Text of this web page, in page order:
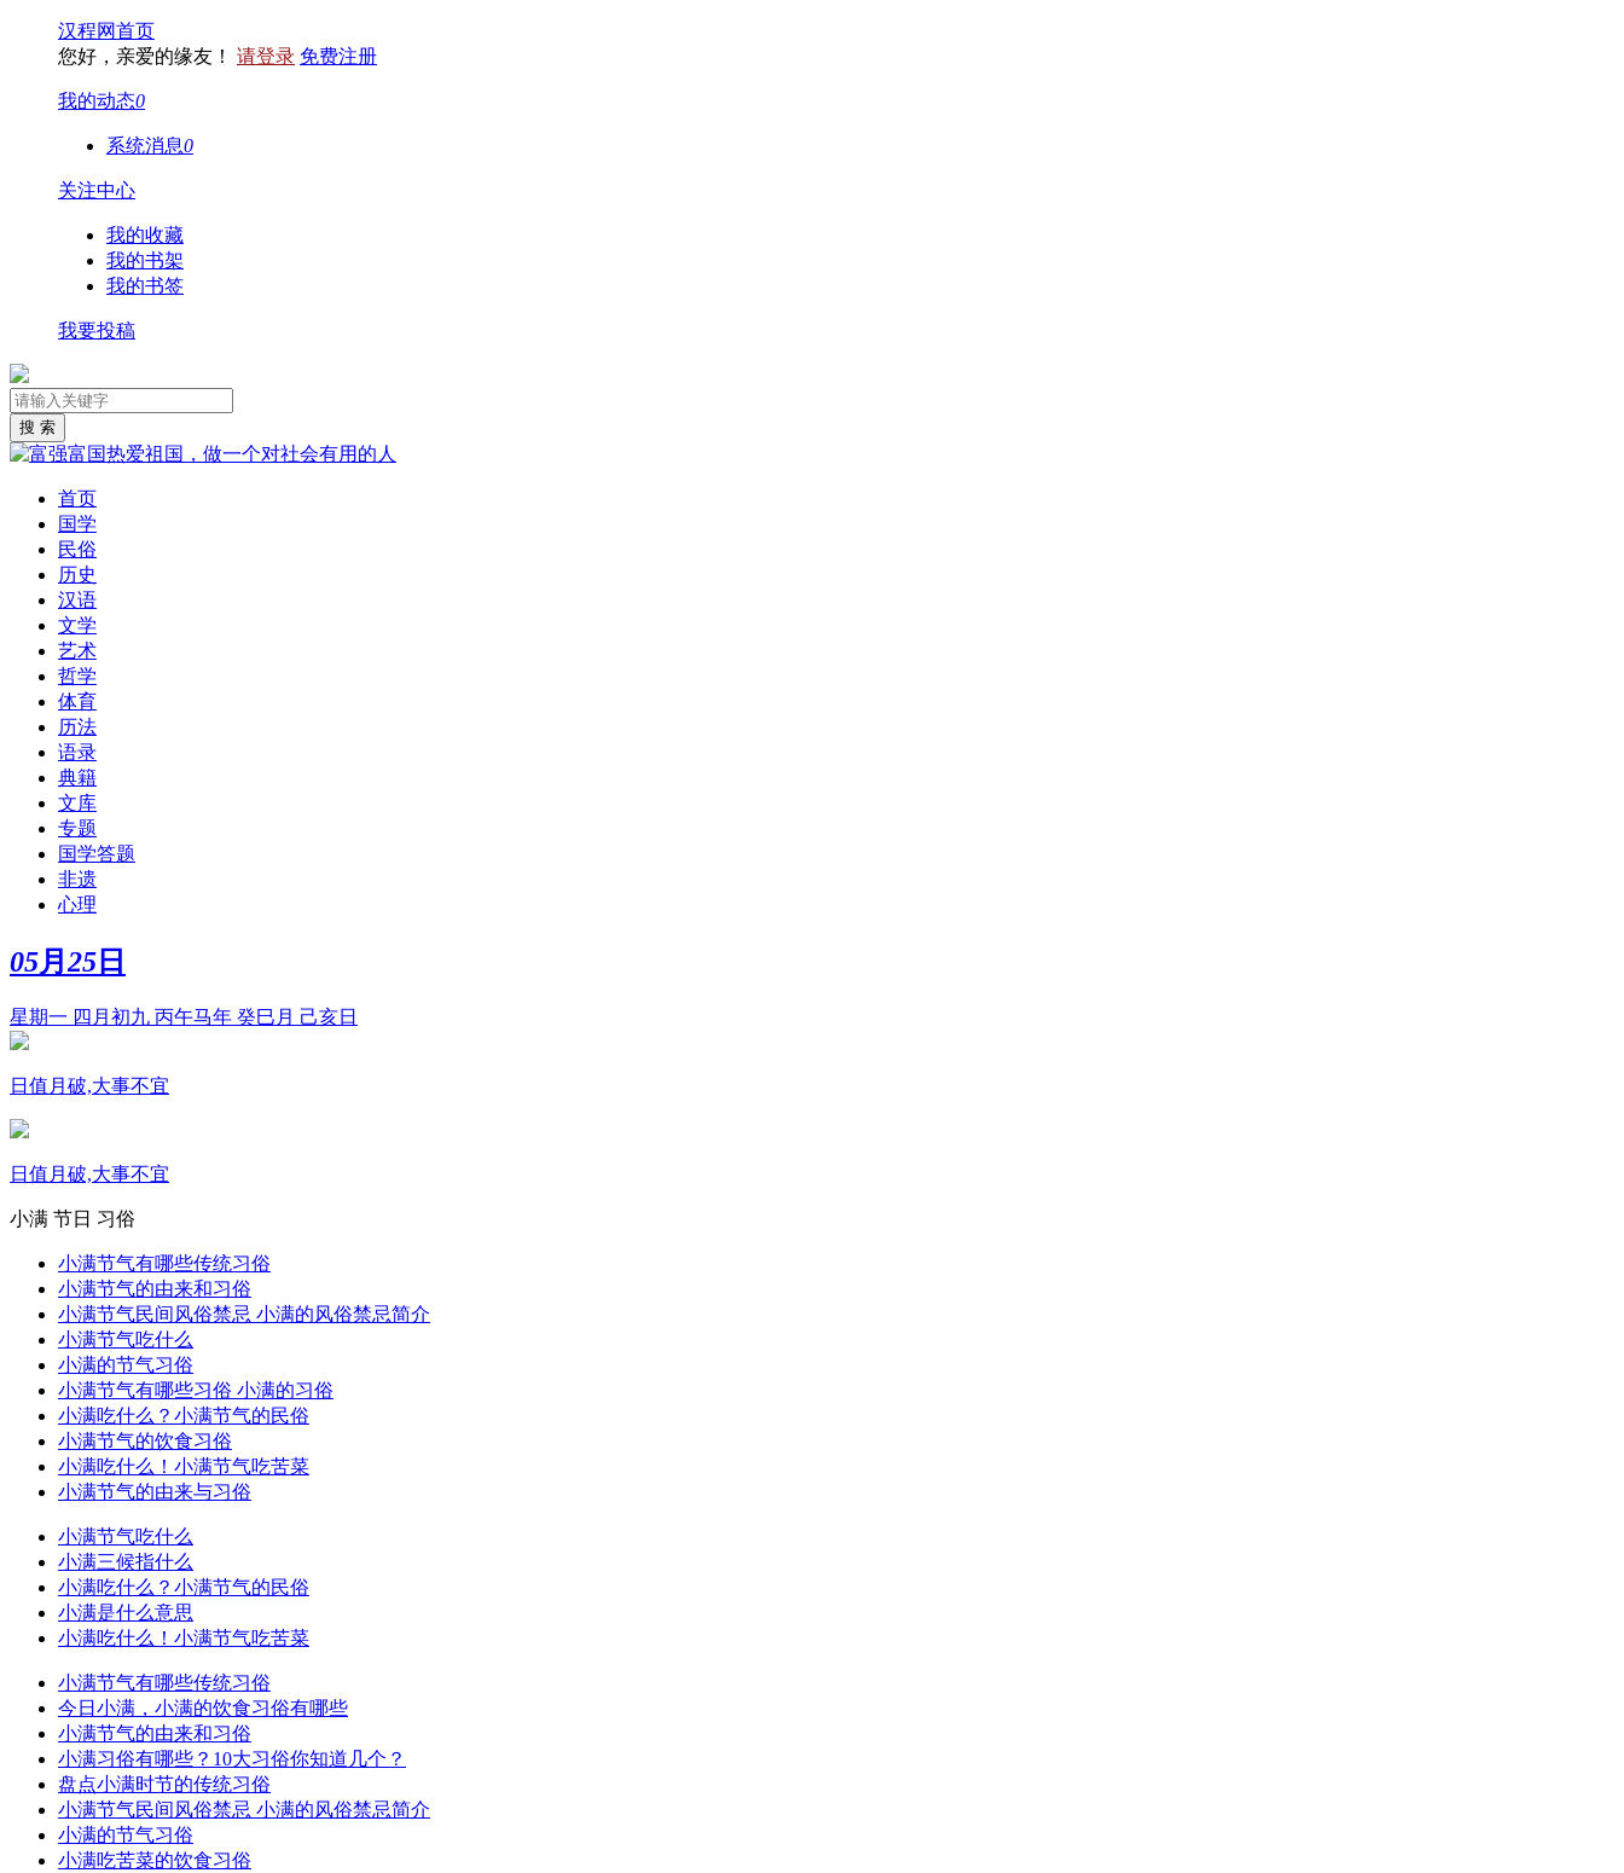
汉程网首页
您好，亲爱的缘友！ 请登录 免费注册
我的动态0
系统消息0
关注中心
我的收藏
我的书架
我的书签
我要投稿
首页
国学
民俗
历史
汉语
文学
艺术
哲学
体育
历法
语录
典籍
文库
专题
国学答题
非遗
心理
05月 25 日
星期一 四月初九 丙午马年 癸巳月 己亥日
日值月破,大事不宜
日值月破,大事不宜
小满 节日 习俗
小满节气有哪些传统习俗
小满节气的由来和习俗
小满节气民间风俗禁忌 小满的风俗禁忌简介
小满节气吃什么
小满的节气习俗
小满节气有哪些习俗 小满的习俗
小满吃什么？小满节气的民俗
小满节气的饮食习俗
小满吃什么！小满节气吃苦菜
小满节气的由来与习俗
小满节气吃什么
小满三候指什么
小满吃什么？小满节气的民俗
小满是什么意思
小满吃什么！小满节气吃苦菜
小满节气有哪些传统习俗
今日小满，小满的饮食习俗有哪些
小满节气的由来和习俗
小满习俗有哪些？10大习俗你知道几个？
盘点小满时节的传统习俗
小满节气民间风俗禁忌 小满的风俗禁忌简介
小满的节气习俗
小满吃苦菜的饮食习俗